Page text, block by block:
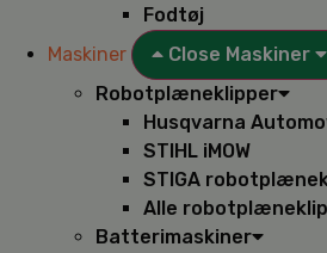
Fodtøj
Maskiner
Close Maskiner
Robotplæneklipper
Husqvarna
STIHL iMOW
STIGA
Alle
Batterimaskiner